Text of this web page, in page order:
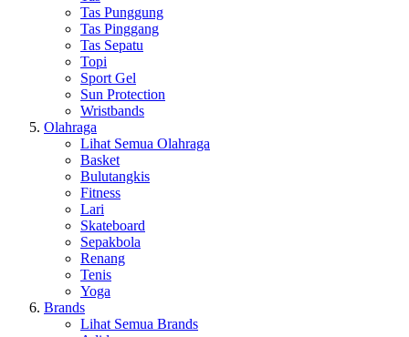
Tas Punggung
Tas Pinggang
Tas Sepatu
Topi
Sport Gel
Sun Protection
Wristbands
Olahraga
Lihat Semua Olahraga
Basket
Bulutangkis
Fitness
Lari
Skateboard
Sepakbola
Renang
Tenis
Yoga
Brands
Lihat Semua Brands